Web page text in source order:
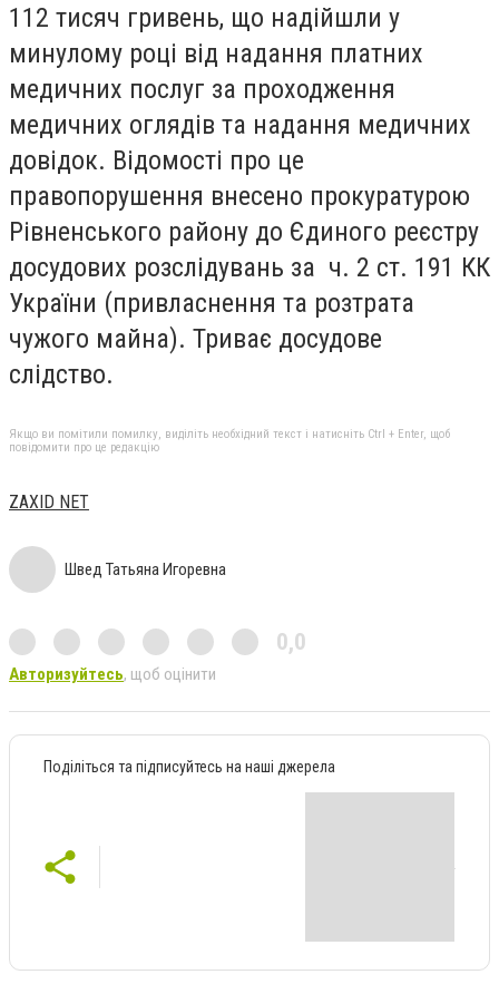
112 тисяч гривень, що надійшли у
минулому році від надання платних
медичних послуг за проходження
медичних оглядів та надання медичних
довідок. Відомості про це
правопорушення внесено прокуратурою
Рівненського району до Єдиного реєстру
досудових розслідувань за ч. 2 ст. 191 КК
України (привласнення та розтрата
чужого майна). Триває досудове
слідство.
Якщо ви помітили помилку, виділіть необхідний текст і натисніть Ctrl + Enter, щоб
повідомити про це редакцію
ZAXID NET
Швед Татьяна Игоревна
0,0
Авторизуйтесь, щоб оцінити
Поділіться та підписуйтесь на наші джерела